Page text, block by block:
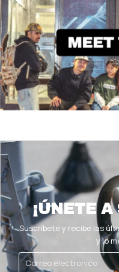
¡ÚNETE
Suscríbete y recibe las
y lo